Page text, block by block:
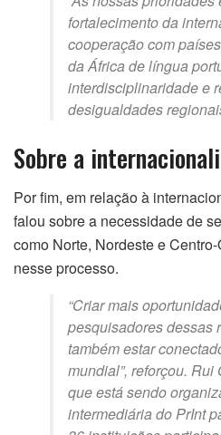
fortalecimento da
cooperação com
da África de língua
interdisciplinaridade e
desigualdades
Sobre a
Por fim, em relação à
falou sobre a necessidade de
como Norte, Nordeste e
nesse processo.
“Criar mais
pesquisadores dessas
também estar
mundial”, reforçou.
que está sendo
intermediária do PrInt